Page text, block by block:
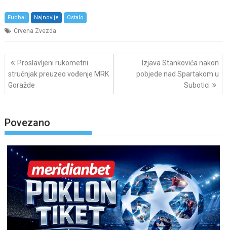
Fudbal Najnovije Ostalo
Crvena Zvezda
Post
navigation
Proslavljeni rukometni
stručnjak preuzeo vođenje MRK
Goražde
Izjava Stankovića nakon
pobjede nad Spartakom u
Subotici
Povezano